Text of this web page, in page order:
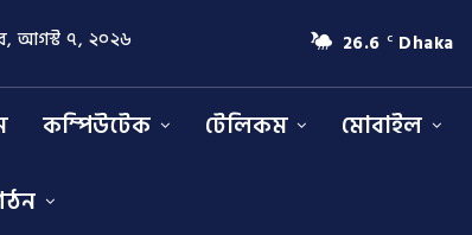
আগস্ট ৭, ২০২৬ 26.6 C Dhaka
কম্পিউটেক টেলিকম মোবাইল